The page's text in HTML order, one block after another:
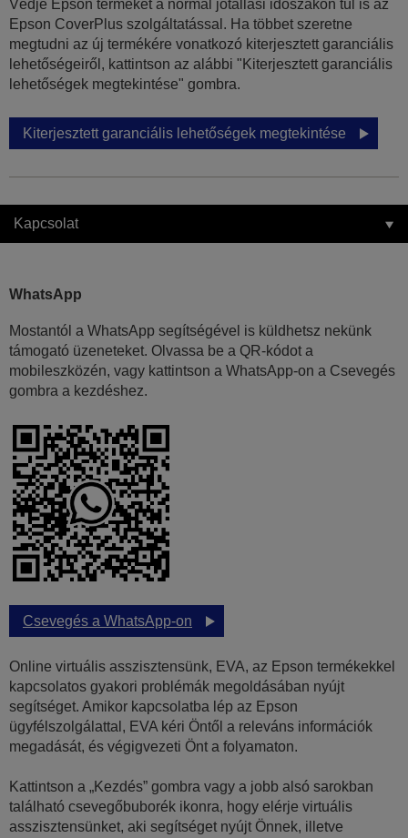
Védje Epson termékét a normál jótállási időszakon túl is az
Epson CoverPlus szolgáltatással. Ha többet szeretne
megtudni az új termékére vonatkozó kiterjesztett garanciális
lehetőségeiről, kattintson az alábbi "Kiterjesztett garanciális
lehetőségek megtekintése" gombra.
Kiterjesztett garanciális lehetőségek megtekintése
Kapcsolat
WhatsApp
Mostantól a WhatsApp segítségével is küldhetsz nekünk
támogató üzeneteket. Olvassa be a QR-kódot a
mobileszközén, vagy kattintson a WhatsApp-on a Csevegés
gombra a kezdéshez.
Csevegés a WhatsApp-on
Online virtuális asszisztensünk, EVA, az Epson termékekkel
kapcsolatos gyakori problémák megoldásában nyújt
segítséget. Amikor kapcsolatba lép az Epson
ügyfélszolgálattal, EVA kéri Öntől a releváns információk
megadását, és végigvezeti Önt a folyamaton.
Kattintson a „Kezdés” gombra vagy a jobb alsó sarokban
található csevegőbuborék ikonra, hogy elérje virtuális
asszisztensünket, aki segítséget nyújt Önnek, illetve